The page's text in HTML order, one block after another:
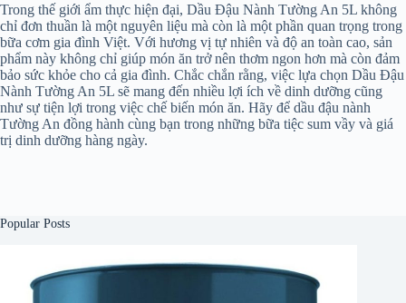
Trong thế giới ẩm thực hiện đại, Dầu Đậu Nành Tường An 5L không
chỉ đơn thuần là một nguyên liệu mà còn là một phần quan trọng trong
bữa cơm gia đình Việt. Với hương vị tự nhiên và độ an toàn cao, sản
phẩm này không chỉ giúp món ăn trở nên thơm ngon hơn mà còn đảm
bảo sức khỏe cho cả gia đình. Chắc chắn rằng, việc lựa chọn Dầu Đậu
Nành Tường An 5L sẽ mang đến nhiều lợi ích về dinh dưỡng cũng
như sự tiện lợi trong việc chế biến món ăn. Hãy để dầu đậu nành
Tường An đồng hành cùng bạn trong những bữa tiệc sum vầy và giá
trị dinh dưỡng hàng ngày.
Popular Posts